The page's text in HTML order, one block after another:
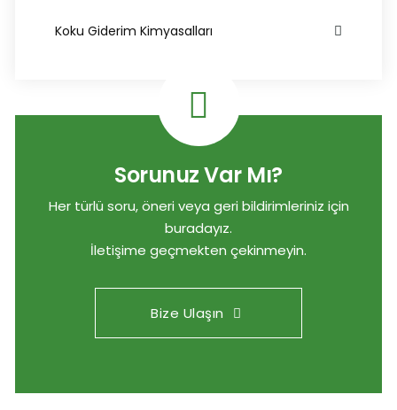
Koku Giderim Kimyasalları
Sorunuz Var Mı?
Her türlü soru, öneri veya geri bildirimleriniz için
buradayız.
İletişime geçmekten çekinmeyin.
Bize Ulaşın